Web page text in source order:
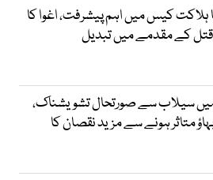
ہلاکت کیس میں اہم پیشرفت، اغوا کا
کے مقدمے میں تبدیل
سیلاب سے صورتحال تشویشناک،
متاثر ہونے سے مزید نقصان کا